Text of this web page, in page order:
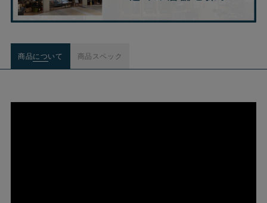
商品について 商品スペック